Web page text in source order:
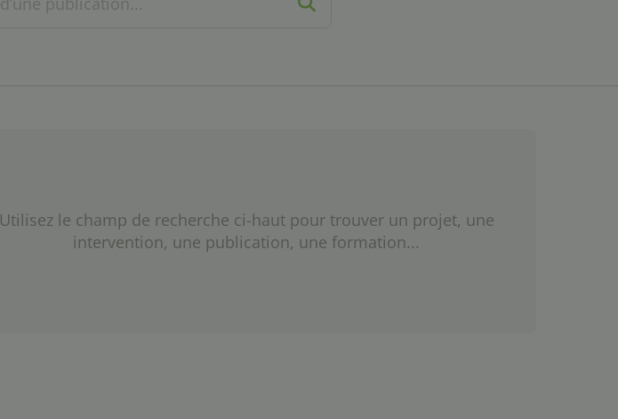
Utilisez le champ de recherche ci-haut pour trouver un projet, une
intervention, une publication, une formation...